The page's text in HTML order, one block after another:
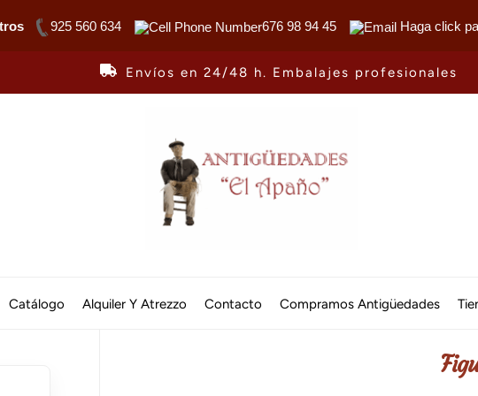
925 560 634 676 98 94 45 Haga click
Envíos en 24/48 h. Embalajes profesionales
El
Catálogo Alquiler Y Atrezzo Contacto Compramos Antigüedades